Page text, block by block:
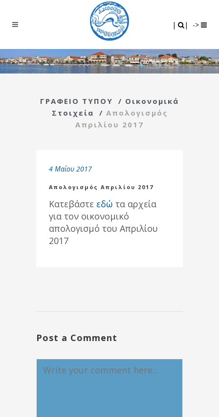
| | ->
ΓΡΑΦΕΙΟ ΤΥΠΟΥ / Οικονομικά
Στοιχεία
/ Απολογισμός
Απριλίου 2017
4 Μαΐου 2017
Απολογισμός Απριλίου 2017
Κατεβάστε εδώ τα αρχεία
για τον οικονομικό
απολογισμό του Απριλίου
2017
Post a Comment